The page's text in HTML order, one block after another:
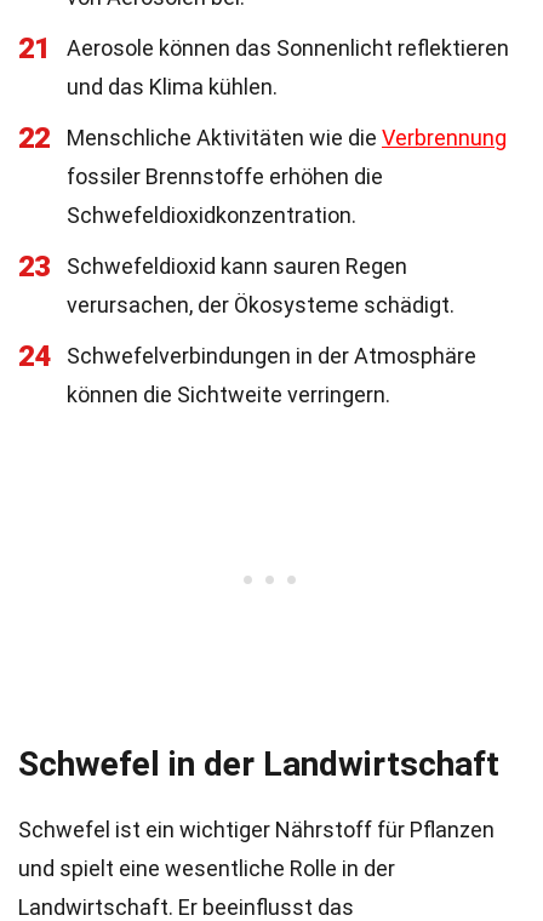
21
Aerosole können das Sonnenlicht reflektieren
und das Klima kühlen.
22 Menschliche Aktivitäten wie die Verbrennung
fossiler Brennstoffe erhöhen die
Schwefeldioxidkonzentration.
23
Schwefeldioxid kann sauren Regen
verursachen, der Ökosysteme schädigt.
24
Schwefelverbindungen in der Atmosphäre
können die Sichtweite verringern.
Schwefel in der Landwirtschaft
Schwefel ist ein wichtiger Nährstoff für Pflanzen
und spielt eine wesentliche Rolle in der
Landwirtschaft. Er beeinflusst das